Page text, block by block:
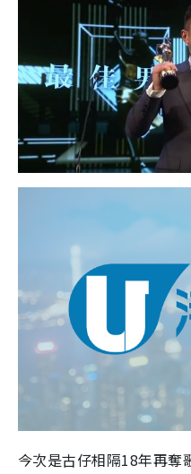
今次是古仔相隔18年再奪